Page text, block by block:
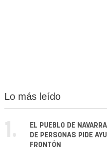
Lo más leído
1.
EL PUEBLO DE
DE PERSONAS PIDE
FRONTÓN